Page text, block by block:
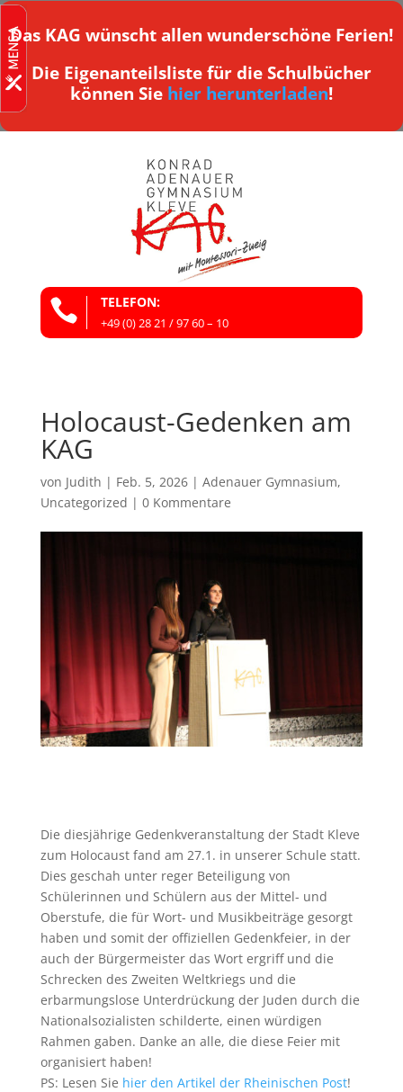
Das KAG wünscht allen wunderschöne Ferien!
Die Eigenanteilsliste für die Schulbücher
können Sie hier herunterladen!
 TELEFON:
+49 (0) 28 21 / 97 60 – 10
Holocaust-Gedenken am
KAG
von Judith | Feb. 5, 2026| Adenauer Gymnasium,
Uncategorized | 0 Kommentare
Die diesjährige Gedenkveranstaltung der Stadt Kleve
zum Holocaust fand am 27.1. in unserer Schule statt.
Dies geschah unter reger Beteiligung von
Schülerinnen und Schülern aus der Mittel- und
Oberstufe, die für Wort- und Musikbeiträge gesorgt
haben und somit der offiziellen Gedenkfeier, in der
auch der Bürgermeister das Wort ergriff und die
Schrecken des Zweiten Weltkriegs und die
erbarmungslose Unterdrückung der Juden durch die
Nationalsozialisten schilderte, einen würdigen
Rahmen gaben. Danke an alle, die diese Feier mit
organisiert haben!
PS: Lesen Sie hier den Artikel der Rheinischen Post!